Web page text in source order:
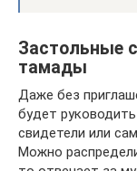
Застольные
тамады
Даже без
будет
свидетели или
Можно